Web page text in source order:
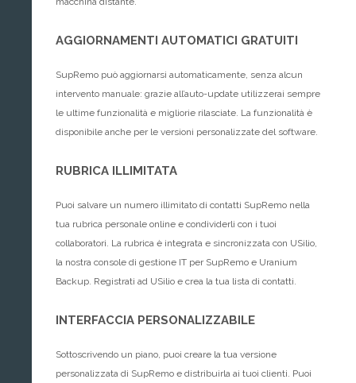
AGGIORNAMENTI AUTOMATICI GRATUITI
SupRemo può aggiornarsi automaticamente, senza alcun
intervento manuale: grazie all’auto-update utilizzerai sempre
le ultime funzionalità e migliorie rilasciate. La funzionalità è
disponibile anche per le versioni personalizzate del software.
RUBRICA ILLIMITATA
Puoi salvare un numero illimitato di contatti SupRemo nella
tua rubrica personale online e condividerli con i tuoi
collaboratori. La rubrica è integrata e sincronizzata con USilio,
la nostra console di gestione IT per SupRemo e Uranium
Backup. Registrati ad USilio e crea la tua lista di contatti.
INTERFACCIA PERSONALIZZABILE
Sottoscrivendo un piano, puoi creare la tua versione
personalizzata di SupRemo e distribuirla ai tuoi clienti. Puoi